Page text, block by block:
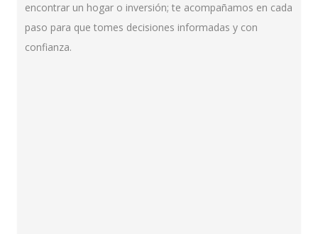
encontrar un hogar o inversión; te acompañamos en cada
paso para que tomes decisiones informadas y con
confianza.